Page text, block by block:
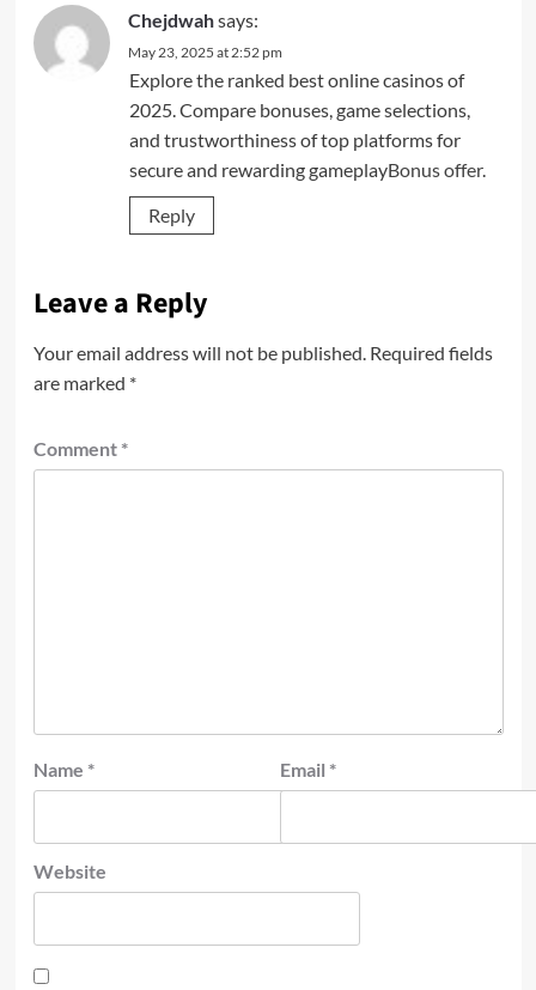
Chejdwahsays:
May 23, 2025 at 2:52 pm
Explore the ranked best online casinos of
2025. Compare bonuses, game selections,
and trustworthiness of top platforms for
secure and rewarding gameplayBonus offer.
Reply
Leave a Reply
Your email address will not be published. Required fields
are marked *
Comment *
Name * Email *
Website